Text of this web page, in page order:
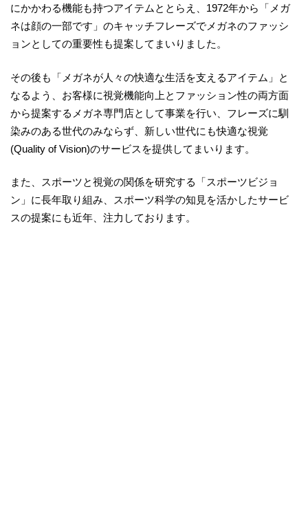
にかかわる機能も持つアイテムととらえ、1972年から「メガ
ネは顔の一部です」のキャッチフレーズでメガネのファッシ
ョンとしての重要性も提案してまいりました。
その後も「メガネが人々の快適な生活を支えるアイテム」と
なるよう、お客様に視覚機能向上とファッション性の両方面
から提案するメガネ専門店として事業を行い、フレーズに馴
染みのある世代のみならず、新しい世代にも快適な視覚
(Quality of Vision)のサービスを提供してまいります。
また、スポーツと視覚の関係を研究する「スポーツビジョ
ン」に長年取り組み、スポーツ科学の知見を活かしたサービ
スの提案にも近年、注力しております。